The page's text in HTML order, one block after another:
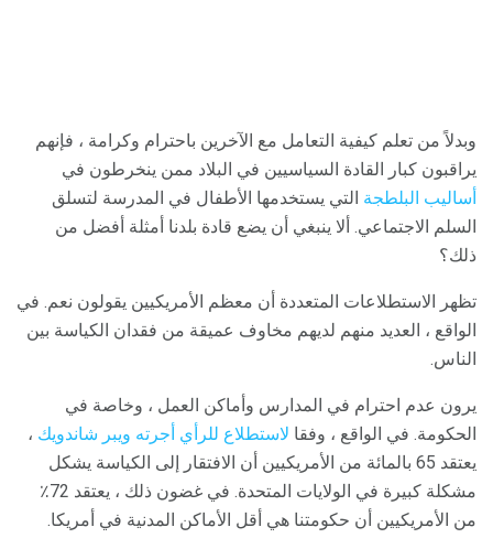
وبدلاً من تعلم كيفية التعامل مع الآخرين باحترام وكرامة ، فإنهم
يراقبون كبار القادة السياسيين في البلاد ممن ينخرطون في
أساليب البلطجة التي يستخدمها الأطفال في المدرسة لتسلق
السلم الاجتماعي. ألا ينبغي أن يضع قادة بلدنا أمثلة أفضل من
ذلك؟
تظهر الاستطلاعات المتعددة أن معظم الأمريكيين يقولون نعم. في
الواقع ، العديد منهم لديهم مخاوف عميقة من فقدان الكياسة بين
الناس.
يرون عدم احترام في المدارس وأماكن العمل ، وخاصة في
الحكومة. في الواقع ، وفقا لاستطلاع للرأي أجرته ويبر شاندويك ،
يعتقد 65 بالمائة من الأمريكيين أن الافتقار إلى الكياسة يشكل
مشكلة كبيرة في الولايات المتحدة. في غضون ذلك ، يعتقد 72٪
من الأمريكيين أن حكومتنا هي أقل الأماكن المدنية في أمريكا.